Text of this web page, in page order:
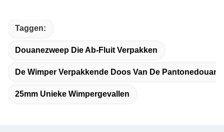
Taggen:
Douanezweep Die Ab-Fluit Verpakken
De Wimper Verpakkende Doos Van De Pantonedouane
25mm Unieke Wimpergevallen